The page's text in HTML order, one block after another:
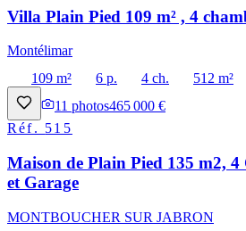
Villa Plain Pied 109 m² , 4
Montélimar
109 m²
6 p. 4 ch.
512 m²
11 photos465 000 €
Réf. 515
Maison de Plain Pied 135 m2, 4
et Garage
MONTBOUCHER SUR JABRON